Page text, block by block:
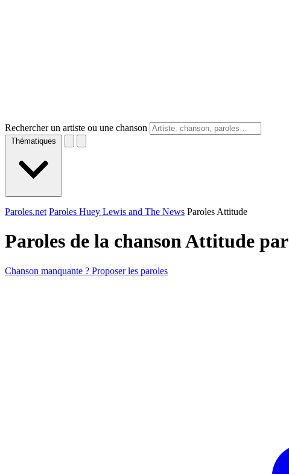
Rechercher un artiste ou une chanson
Thématiques
Paroles.net Paroles Huey Lewis and The News Paroles Attitude
Paroles de la chanson Attitude par
Chanson manquante ? Proposer les paroles